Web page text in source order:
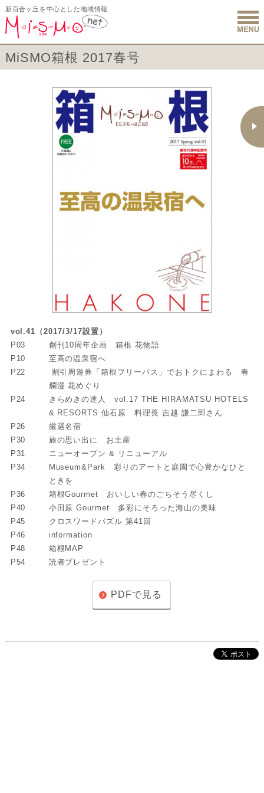
新百合ヶ丘を中心とした地域情報
新百合ヶ
MiSMO箱根 2017春号
vol.41（2017/3/17設置）
P03
創刊10周年企画 箱根 花物語
P10
至高の温泉宿へ
P22
割引周遊券「箱根フリーパス」でおトクにまわる 春
爛漫 花めぐり
P24
きらめきの達人 vol.17 THE HIRAMATSU HOTELS
& RESORTS 仙石原 料理長 吉越 謙二郎さん
P26
厳選名宿
P30
旅の思い出に お土産
P31
ニューオープン & リニューアル
P34
Museum&Park 彩りのアートと庭園で心豊かなひと
ときを
P36
箱根Gourmet おいしい春のごちそう尽くし
P40
小田原 Gourmet 多彩にそろった海山の美味
P45
クロスワードパズル 第41回
P46
information
P48
箱根MAP
P54
読者プレゼント
PDFで見る